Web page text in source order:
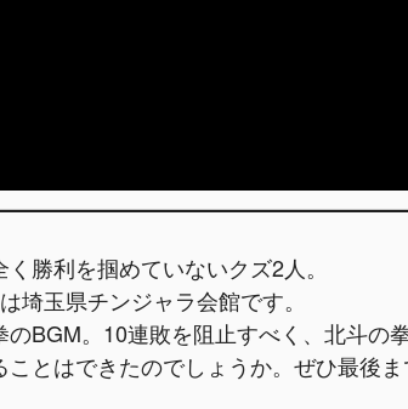
勝利を掴めていないクズ2人。
埼玉県チンジャラ会館です。
BGM。10連敗を阻止すべく、北斗
とはできたのでしょうか。ぜひ最後ま